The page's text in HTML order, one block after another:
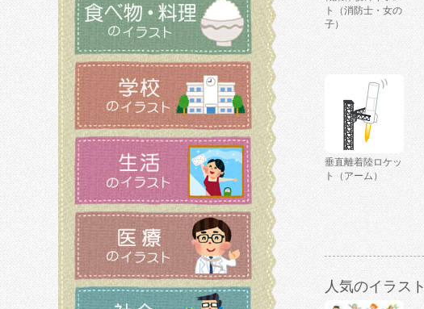
ト（消防士・女の
子）
垂直離着陸ロケッ
ト（アーム）
人気のイラスト